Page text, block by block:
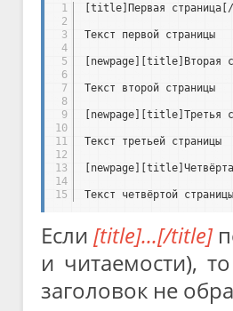
1
2
3
4
5
6
7
8
9
10
11
12
13
14
15
[title]Первая
Текст первой страницы
Текст второй страницы
Текст третьей страницы
Текст четвёртой страницы
Если [title]...[/title]
и читаемости),
заголовок не